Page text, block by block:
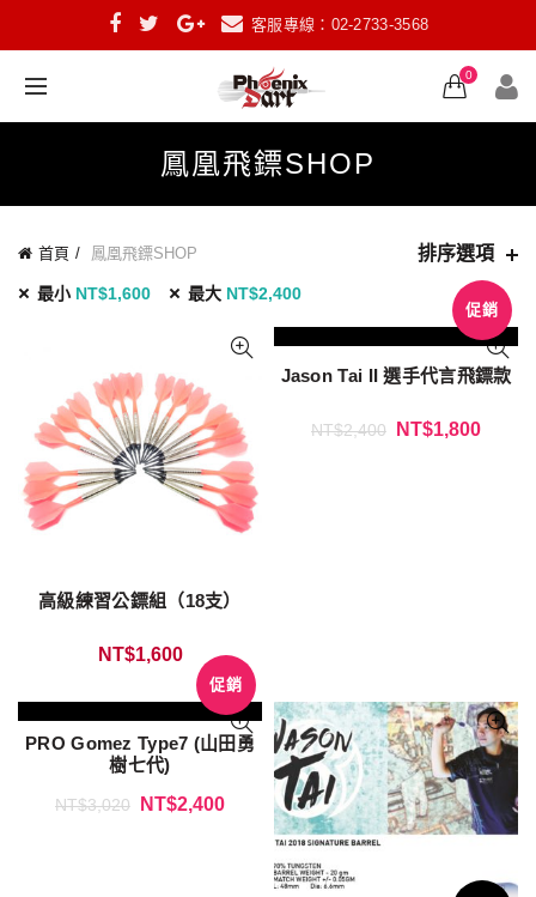
客服專線：02-2733-3568
0
鳳凰飛鏢SHOP
首頁 鳳凰飛鏢SHOP 排序選項
最小 NT$1,600 最大 NT$2,400
高級練習公鏢組（18支）
NT$1,600
促銷
Jason Tai II 選手代言飛鏢款
NT$2,400 NT$1,800
促銷
PRO Gomez Type7 (山田勇
樹七代)
NT$3,020 NT$2,400